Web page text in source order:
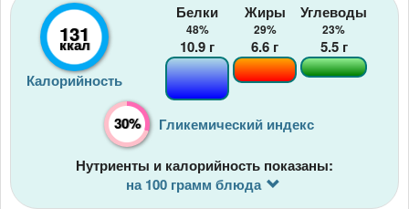
131
ккал
Калорийность
Белки
48%
10.9 г
Жиры
29%
6.6 г
Углеводы
23%
5.5г
30% Гликемический индекс
Нутриенты и калорийность показаны:
на 100 грамм блюда